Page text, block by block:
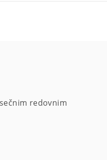
redovnim